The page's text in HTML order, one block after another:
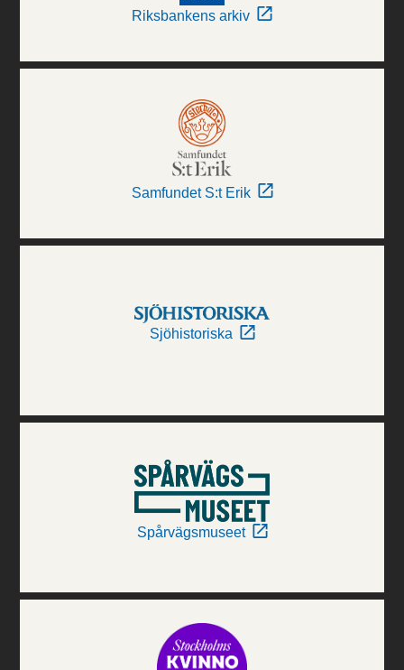
Riksbankens arkiv
Samfundet S:t Erik
Sjöhistoriska
Spårvägsmuseet